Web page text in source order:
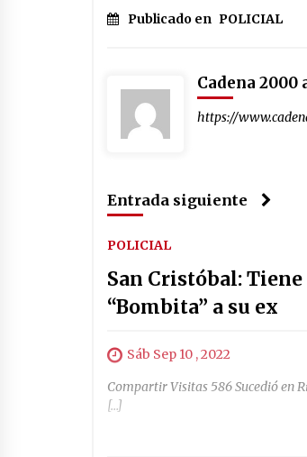
Publicado en POLICIAL
Cadena 2000
https://
Entrada siguiente
POLICIAL
San Cristóbal:
“Bombita” a su ex
Sáb Sep 10 , 2022
Compartir Visitas 586 Sucedió en
[…]